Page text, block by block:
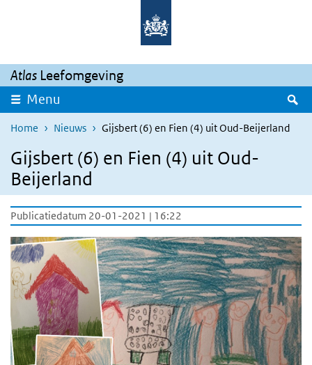
Overslaan en naar de inhoud gaan
Atlas Leefomgeving
Menu
Home Nieuws Gijsbert (6) en Fien (4) uit Oud-Beijerland
Gijsbert (6) en Fien (4) uit Oud-
Beijerland
Publicatiedatum 20-01-2021 | 16:22